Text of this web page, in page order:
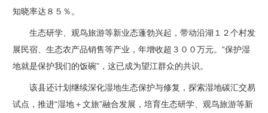
知晓率达８５％。
生态研学、观鸟旅游等新业态蓬勃兴起，带动沿湖１２个村发
展民宿、生态农产品销售等产业，年增收超３００万元。“保护湿
地就是保护我们的饭碗”，这已成为望江群众的共识。
该县还计划继续深化湿地生态保护与修复，探索湿地碳汇交易
试点，推进“湿地＋文旅”融合发展，培育生态研学、观鸟旅游等新